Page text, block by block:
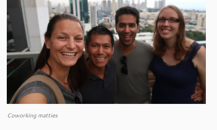
Coworking matties